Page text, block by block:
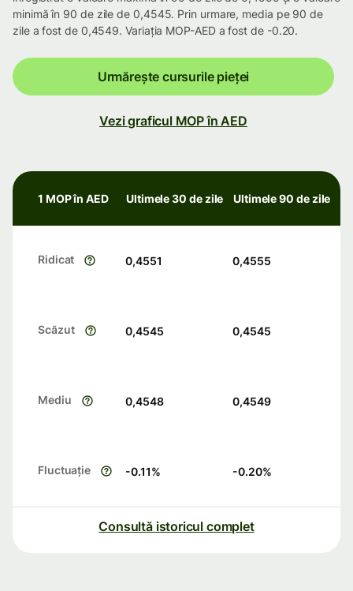
minimă în 90 de zile de 0,4545. Prin urmare, media pe 90 de
zile a fost de 0,4549. Variația MOP-AED a fost de -0.20.
Urmărește cursurile pieței
Vezi graficul MOP în AED
1 MOP în AED Ultimele 30 de zile Ultimele 90 de zile
Ridicat 0,4551 0,4555
Scăzut 0,4545 0,4545
Mediu 0,4548 0,4549
Fluctuație -0.11% -0.20%
Consultă istoricul complet